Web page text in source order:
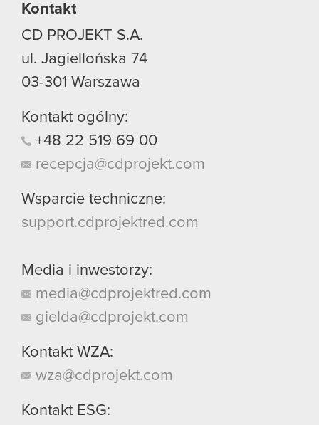
Kontakt
CD PROJEKT S.A.
ul. Jagiellońska 74
03-301 Warszawa
Kontakt ogólny:
+48 22 519 69 00
recepcja@cdprojekt.com
Wsparcie techniczne:
support.cdprojektred.com
Media i inwestorzy:
media@cdprojektred.com
gielda@cdprojekt.com
Kontakt WZA:
wza@cdprojekt.com
Kontakt ESG: